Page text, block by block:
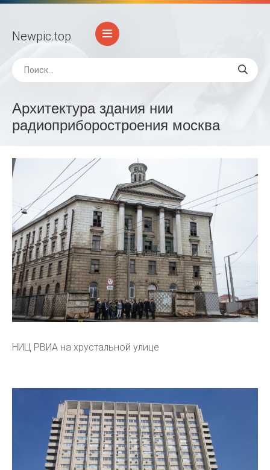
Newpic.top
Архитектура здания нии
радиоприборостроения москва
НИЦ РВИА на хрустальной улице